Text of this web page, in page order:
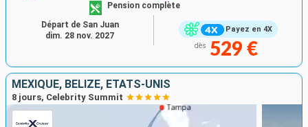
Payez en 4X
Pension complète
dès 529 €
Départ de San Juan
dim. 28 nov. 2027
MEXIQUE, BELIZE, ÉTATS-UNIS
8 jours, Celebrity Summit